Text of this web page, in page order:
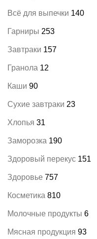
Всё для выпечки 140
Гарниры 253
Завтраки 157
Гранола 12
Каши 90
Сухие завтраки 23
Хлопья 31
Заморозка 190
Здоровый перекус 151
Здоровье 757
Косметика 810
Молочные продукты 6
Мясная продукция 93